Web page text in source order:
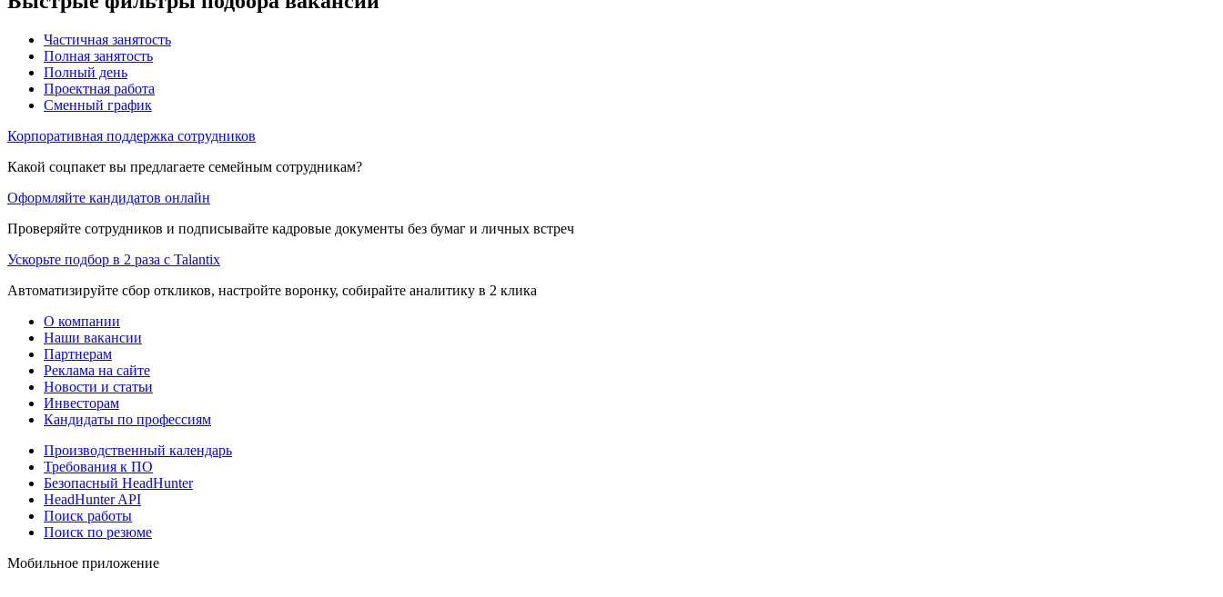
Частичная занятость
Полная занятость
Полный день
Проектная работа
Сменный график
Корпоративная поддержка сотрудников
Какой соцпакет вы предлагаете семейным сотрудникам?
Оформляйте кандидатов онлайн
Проверяйте сотрудников и подписывайте кадровые документы без бумаг и личных встреч
Ускорьте подбор в 2 раза с Talantix
Автоматизируйте сбор откликов, настройте воронку, собирайте аналитику в 2 клика
О компании
Наши вакансии
Партнерам
Реклама на сайте
Новости и статьи
Инвесторам
Кандидаты по профессиям
Производственный календарь
Требования к ПО
Безопасный HeadHunter
HeadHunter API
Поиск работы
Поиск по резюме
Мобильное приложение